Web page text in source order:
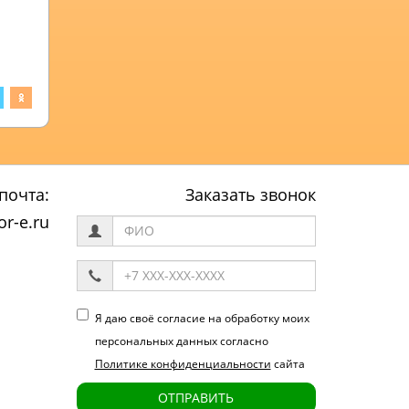
e.ru
Заказать звонок
Я даю своё согласие на обработку моих
персональных данных согласно
Политике конфиденциальности сайта
ОТПРАВИТЬ